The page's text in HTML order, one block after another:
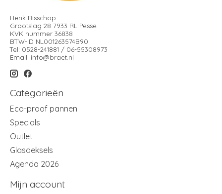
Henk Bisschop
Grootslag 28 7933 RL Pesse
KVK nummer 36838
BTW-ID NL001263574B90
Tel: 0528-241881 / 06-55308973
Email: info@braet.nl
Categorieën
Eco-proof pannen
Specials
Outlet
Glasdeksels
Agenda 2026
Mijn account